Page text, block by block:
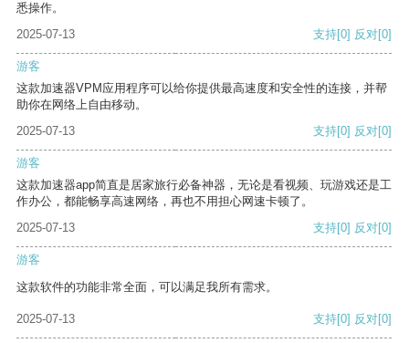
悉操作。
2025-07-13
支持[0] 反对[0]
游客
这款加速器VPM应用程序可以给你提供最高速度和安全性的连接，并帮
助你在网络上自由移动。
2025-07-13
支持[0] 反对[0]
游客
这款加速器app简直是居家旅行必备神器，无论是看视频、玩游戏还是工
作办公，都能畅享高速网络，再也不用担心网速卡顿了。
2025-07-13
支持[0] 反对[0]
游客
这款软件的功能非常全面，可以满足我所有需求。
2025-07-13 支持[0] 反对[0]